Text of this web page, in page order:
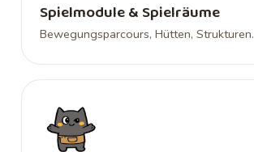
Spielmodule & Spielräume
Bewegungsparcours, Hütten, Strukturen.